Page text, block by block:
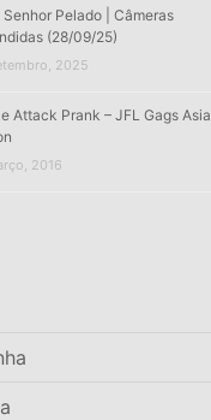
Senhor Pelado | Câmeras
(28/09/25)
2025
Attack Prank – JFL Gags Asia
2016